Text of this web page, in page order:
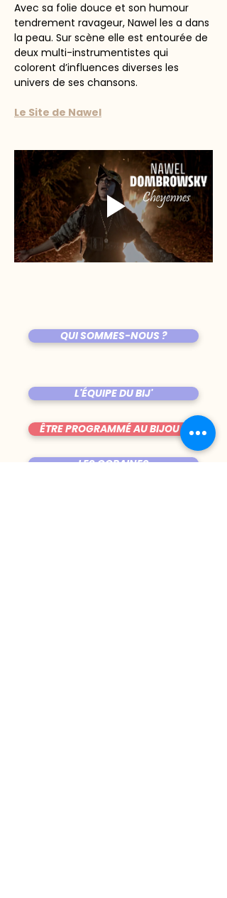
Avec sa folie douce et son humour
tendrement ravageur, Nawel les a dans
la peau. Sur scène elle est entourée de
deux multi-instrumentistes qui
colorent d’influences diverses les
univers de ses chansons.
Le Site de Nawel
QUI SOMMES-NOUS ?
L'ÉQUIPE DU BIJ'
ÊTRE PROGRAMMÉ AU BIJOU ?
LES COPAINES